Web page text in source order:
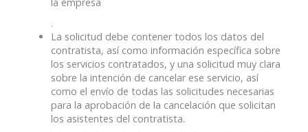
.
La solicitud debe contener todos los datos del
contratista, así como información específica sobre
los servicios contratados, y una solicitud muy clara
sobre la intención de cancelar ese servicio, así
como el envío de todas las solicitudes necesarias
para la aprobación de la cancelación que solicitan
los asistentes del contratista.